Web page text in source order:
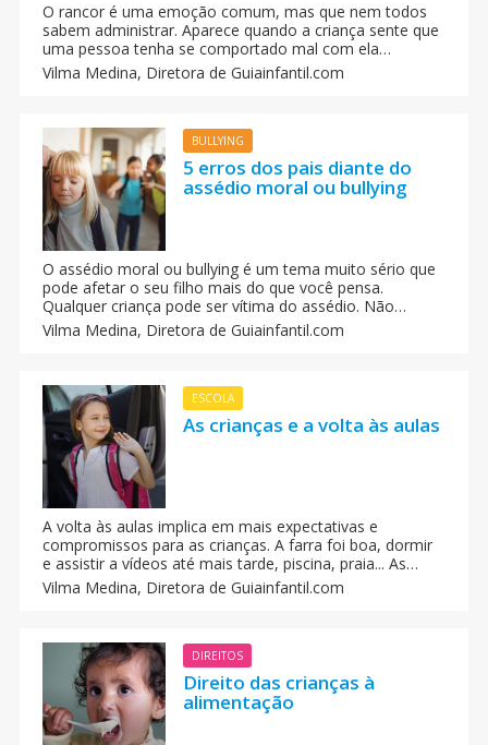
O rancor é uma emoção comum, mas que nem todos
sabem administrar. Aparece quando a criança sente que
uma pessoa tenha se comportado mal com ela
deliberadamente. É importante que nosso filho aprenda
a administrar o rancor, já que do contrário ele sofrerá e
durante a infância e pode gerar sérios problemas no
futuro.
Vilma Medina, Diretora de Guiainfantil.com
BULLYING
5 erros dos pais diante do
assédio moral ou bullying
O assédio moral ou bullying é um tema muito sério que
pode afetar o seu filho mais do que você pensa.
Qualquer criança pode ser vítima do assédio. Não
porque tenha algo de especial. Sem que nem pra que
outra criança decide quem será sua vítima de chacotas.
transforma num autêntico pesadelo para qualquer
criança.
Vilma Medina, Diretora de Guiainfantil.com
ESCOLA
As crianças e a volta às aulas
A volta às aulas implica em mais expectativas e
compromissos para as crianças. A farra foi boa, dormir
e assistir a vídeos até mais tarde, piscina, praia... As
recordações das férias vão ficando para trás e agora o
momento exige um novo desafio para a família: o
Vilma Medina, Diretora de Guiainfantil.com
DIREITOS
Direito das crianças à
alimentação